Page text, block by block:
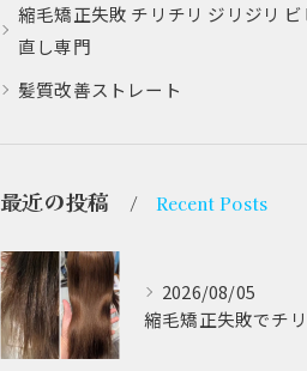
縮毛矯正失敗 チリチリ ジリジリ ビ
直し専門
髪質改善ストレート
最近の投稿 Recent Posts
2026/08/05